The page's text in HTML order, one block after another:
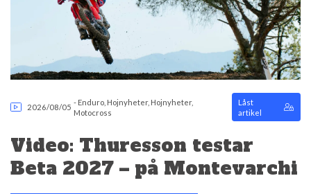
2026/08/05
- Enduro Hojnyheter, Hojnyheter,
Motocross
Låst
artikel
Video: Thuresson testar
Beta 2027 – på Montevarchi